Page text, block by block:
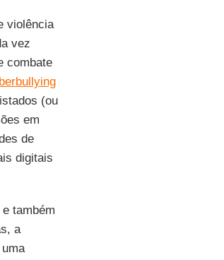
violência
vez
combate
(ou
em
de
digitais
também
a